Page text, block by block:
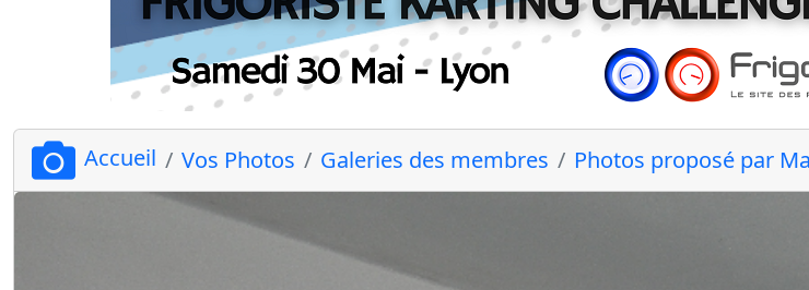
Accueil Vos Photos Galeries des membres Photos proposé par